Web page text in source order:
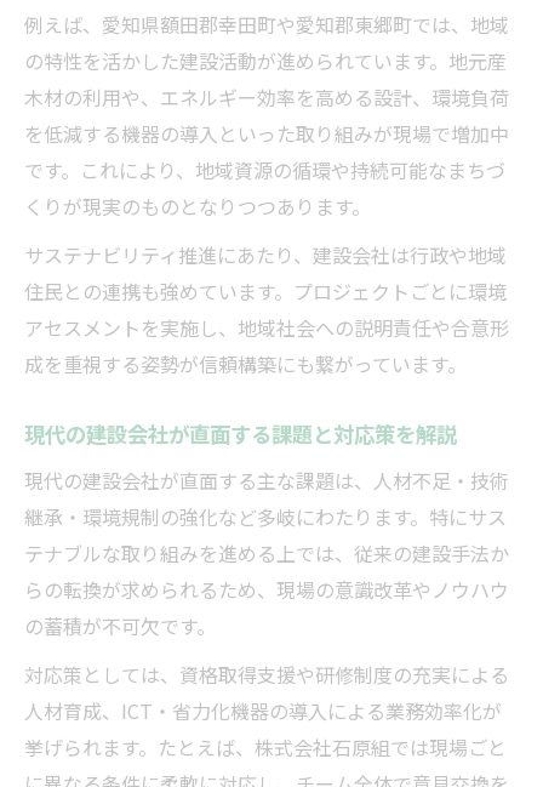
例えば、愛知県額田郡幸田町や愛知郡東郷町では、地域
の特性を活かした建設活動が進められています。地元産
木材の利用や、エネルギー効率を高める設計、環境負荷
を低減する機器の導入といった取り組みが現場で増加中
です。これにより、地域資源の循環や持続可能なまちづ
くりが現実のものとなりつつあります。
サステナビリティ推進にあたり、建設会社は行政や地域
住民との連携も強めています。プロジェクトごとに環境
アセスメントを実施し、地域社会への説明責任や合意形
成を重視する姿勢が信頼構築にも繋がっています。
現代の建設会社が直面する課題と対応策を解説
現代の建設会社が直面する主な課題は、人材不足・技術
継承・環境規制の強化など多岐にわたります。特にサス
テナブルな取り組みを進める上では、従来の建設手法か
らの転換が求められるため、現場の意識改革やノウハウ
の蓄積が不可欠です。
対応策としては、資格取得支援や研修制度の充実による
人材育成、ICT・省力化機器の導入による業務効率化が
挙げられます。たとえば、株式会社石原組では現場ごと